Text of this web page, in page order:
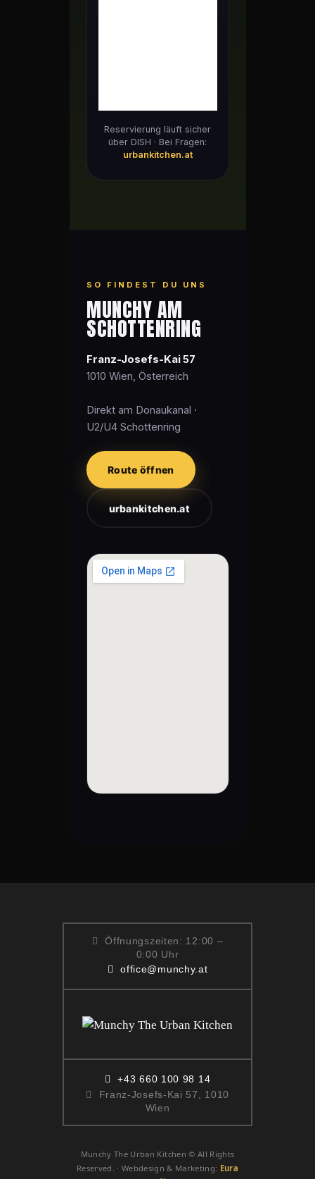
Reservierung läuft sicher
über DISH · Bei Fragen:
urbankitchen.at
SO FINDEST DU UNS
MUNCHY AM
SCHOTTENRING
Franz-Josefs-Kai 57
1010 Wien, Österreich
Direkt am Donaukanal ·
U2/U4 Schottenring
Route öffnen
urbankitchen.at
Öffnungszeiten: 12:00 –
0:00 Uhr
office@munchy.at
+43 660 100 98 14
Franz-Josefs-Kai 57, 1010
Wien
Munchy The Urban Kitchen © All Rights
Reserved. · Webdesign & Marketing: Eura